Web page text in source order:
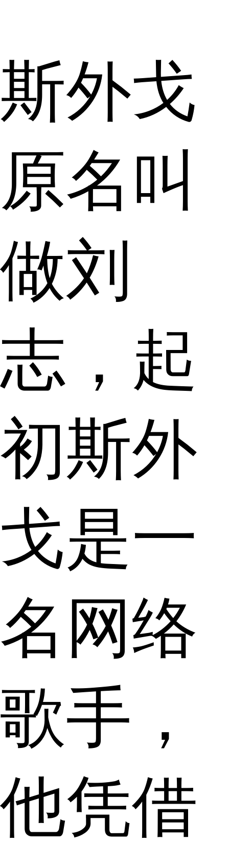
斯外戈
原名叫
做刘
志，起
初斯外
戈是一
名网络
歌手，
他凭借